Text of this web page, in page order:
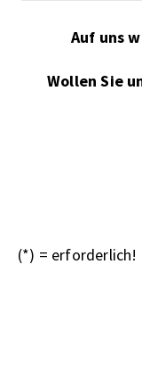
Wollen Sie
(*) = erforderlich!